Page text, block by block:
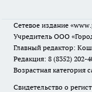
Сетевое издание
Учредитель ООО
Главный редактор:
Редакция: 8 (8352) 202-
Возрастная категория
Свидетельство о